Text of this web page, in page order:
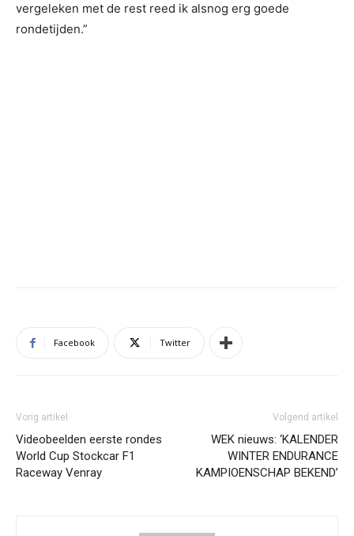
vergeleken met de rest reed ik alsnog erg goede
rondetijden.”
Facebook Twitter
Vorig artikel
Videobeelden eerste rondes
World Cup Stockcar F1
Raceway Venray
Volgend artikel
WEK nieuws: ‘KALENDER
WINTER ENDURANCE
KAMPIOENSCHAP BEKEND’